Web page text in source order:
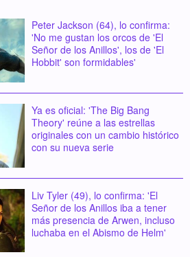
Peter Jackson (64), lo confirma:
'No me gustan los orcos de 'El
Señor de los Anillos', los de 'El
Hobbit' son formidables'
Ya es oficial: 'The Big Bang
Theory' reúne a las estrellas
originales con un cambio histórico
con su nueva serie
Liv Tyler (49), lo confirma: 'El
Señor de los Anillos iba a tener
más presencia de Arwen, incluso
luchaba en el Abismo de Helm'